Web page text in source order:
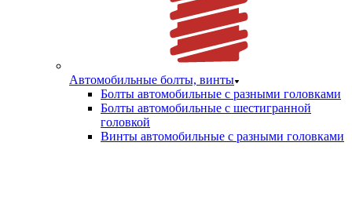
Автомобильные болты, винты
Болты автомобильные с разными головками
Болты автомобильные с шестигранной
головкой
Винты автомобильные с разными головками